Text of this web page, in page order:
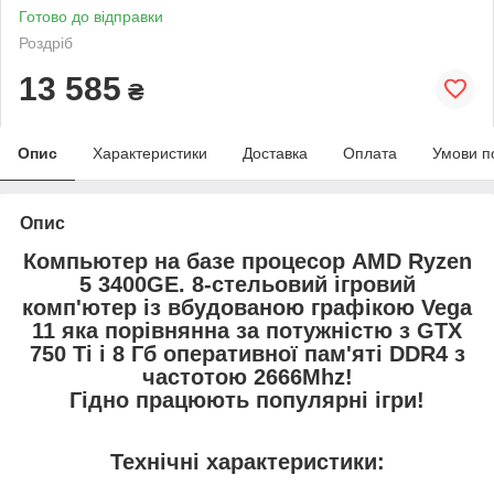
Готово до відправки
Роздріб
13 585 ₴
Опис Характеристики Доставка Оплата Умови
Опис
Компьютер на базе процесор AMD Ryzen
5 3400GE. 8-стельовий ігровий
комп'ютер із вбудованою графікою Vega
11 яка порівнянна за потужністю з GTX
750 Ti і 8 Гб оперативної пам'яті DDR4 з
частотою 2666Mhz!
Гідно працюють популярні ігри!
Технічні характеристики: